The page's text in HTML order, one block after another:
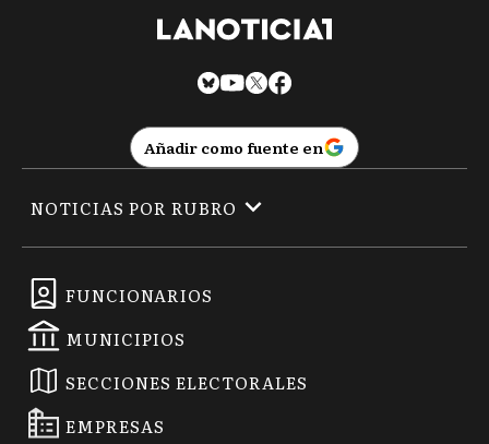
Añadir como fuente en
FUNCIONARIOS
MUNICIPIOS
SECCIONES ELECTORALES
EMPRESAS
NOTICIAS POR RUBRO